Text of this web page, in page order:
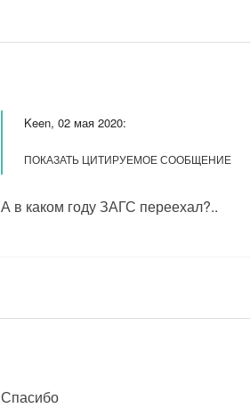
Keen, 02 мая 2020:
ПОКАЗАТЬ ЦИТИРУЕМОЕ СООБЩЕНИЕ
А в каком году ЗАГС переехал?..
Спасибо